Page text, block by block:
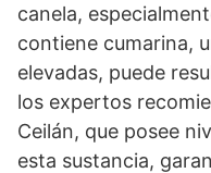
canela,
contiene cumarina,
elevadas, puede
los expertos
Ceilán, que posee
esta sustancia,